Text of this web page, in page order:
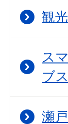
観
ス
ブ
瀬